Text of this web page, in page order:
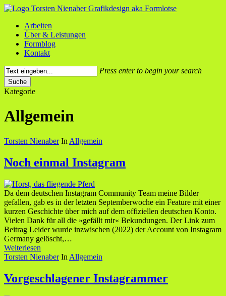
Skip
main
content
Menü
Arbeiten
Über & Leistungen
Formblog
Kontakt
Press enter to begin your search
Suche
Close
Kategorie
Allgemein
Torsten Nienaber In Allgemein
Noch einmal Instagram
Da dem deutschen Instagram Community Team meine Bilder
gefallen, gab es in der letzten Septemberwoche ein Feature mit einer
kurzen Geschichte über mich auf dem offiziellen deutschen Konto.
Vielen Dank für all die »gefällt mir« Bekundungen. Der Link zum
Beitrag Leider wurde inzwischen (2022) der Account von Instagram
Germany gelöscht,…
Weiterlesen
Torsten Nienaber In Allgemein
Vorgeschlagener Instagrammer